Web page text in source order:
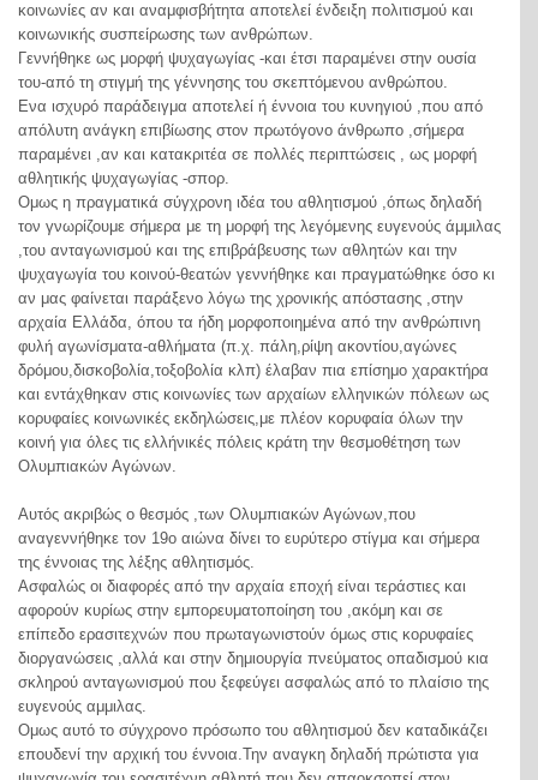
κοινωνίες αν και αναμφισβήτητα αποτελεί ένδειξη πολιτισμού και
κοινωνικής συσπείρωσης των ανθρώπων.
Γεννήθηκε ως μορφή ψυχαγωγίας -και έτσι παραμένει στην ουσία
του-από τη στιγμή της γέννησης του σκεπτόμενου ανθρώπου.
Ενα ισχυρό παράδειγμα αποτελεί ή έννοια του κυνηγιού ,που από
απόλυτη ανάγκη επιβίωσης στον πρωτόγονο άνθρωπο ,σήμερα
παραμένει ,αν και κατακριτέα σε πολλές περιπτώσεις , ως μορφή
αθλητικής ψυχαγωγίας -σπορ.
Ομως η πραγματικά σύγχρονη ιδέα του αθλητισμού ,όπως δηλαδή
τον γνωρίζουμε σήμερα με τη μορφή της λεγόμενης ευγενούς άμμιλας
,του ανταγωνισμού και της επιβράβευσης των αθλητών και την
ψυχαγωγία του κοινού-θεατών γεννήθηκε και πραγματώθηκε όσο κι
αν μας φαίνεται παράξενο λόγω της χρονικής απόστασης ,στην
αρχαία Ελλάδα, όπου τα ήδη μορφοποιημένα από την ανθρώπινη
φυλή αγωνίσματα-αθλήματα (π.χ. πάλη,ρίψη ακοντίου,αγώνες
δρόμου,δισκοβολία,τοξοβολία κλπ) έλαβαν πια επίσημο χαρακτήρα
και εντάχθηκαν στις κοινωνίες των αρχαίων ελληνικών πόλεων ως
κορυφαίες κοινωνικές εκδηλώσεις,με πλέον κορυφαία όλων την
κοινή για όλες τις ελλήνικές πόλεις κράτη την θεσμοθέτηση των
Ολυμπιακών Αγώνων.
Αυτός ακριβώς ο θεσμός ,των Ολυμπιακών Αγώνων,που
αναγεννήθηκε τον 19ο αιώνα δίνει το ευρύτερο στίγμα και σήμερα
της έννοιας της λέξης αθλητισμός.
Ασφαλώς οι διαφορές από την αρχαία εποχή είναι τεράστιες και
αφορούν κυρίως στην εμπορευματοποίηση του ,ακόμη και σε
επίπεδο ερασιτεχνών που πρωταγωνιστούν όμως στις κορυφαίες
διοργανώσεις ,αλλά και στην δημιουργία πνεύματος οπαδισμού κια
σκληρού ανταγωνισμού που ξεφεύγει ασφαλώς από το πλαίσιο της
ευγενούς αμμιλας.
Ομως αυτό το σύγχρονο πρόσωπο του αθλητισμού δεν καταδικάζει
επουδενί την αρχική του έννοια.Την αναγκη δηλαδή πρώτιστα για